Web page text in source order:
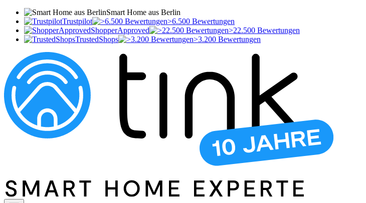
Smart Home aus Berlin
Trustpilot
>6.500 Bewertungen
ShopperApproved
>22.500 Bewertungen
TrustedShops
>3.200 Bewertungen